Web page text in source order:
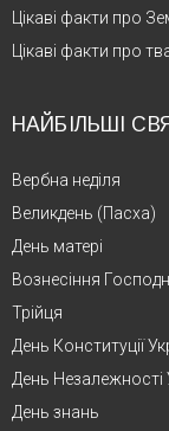
Цікаві факти про
Цікаві факти про
НАЙБІЛЬШІ
Вербна неділя
Великдень (Пасха)
День матері
Вознесіння
Трійця
День Конституції
День Незалежності
День знань